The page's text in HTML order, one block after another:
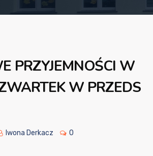
PRZYJEMNOŚCI W
W PRZEDS
Iwona Derkacz 0